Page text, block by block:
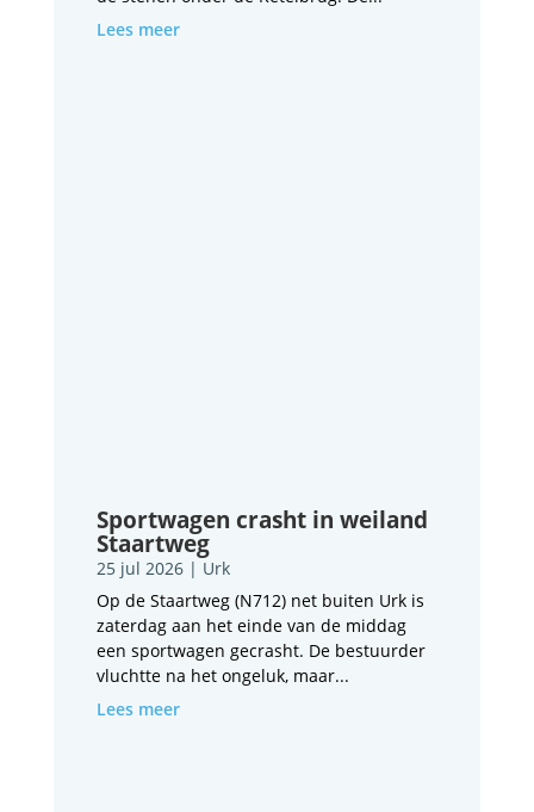
Lees meer
Sportwagen crasht in weiland
Staartweg
25 jul 2026| Urk
Op de Staartweg (N712) net buiten Urk is
zaterdag aan het einde van de middag
een sportwagen gecrasht. De bestuurder
vluchtte na het ongeluk, maar...
Lees meer